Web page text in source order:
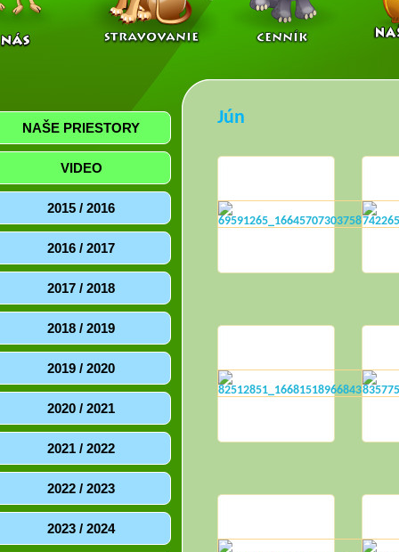
NAŠE PRIESTORY
VIDEO
2015 / 2016
2016 / 2017
2017 / 2018
2018 / 2019
2019 / 2020
2020 / 2021
2021 / 2022
2022 / 2023
2023 / 2024
Jún